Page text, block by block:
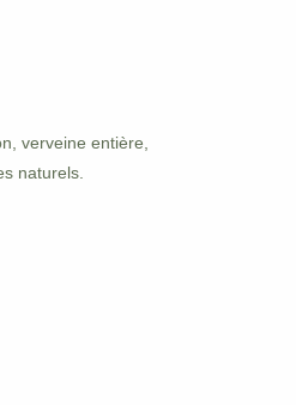
verveine entière,
naturels.